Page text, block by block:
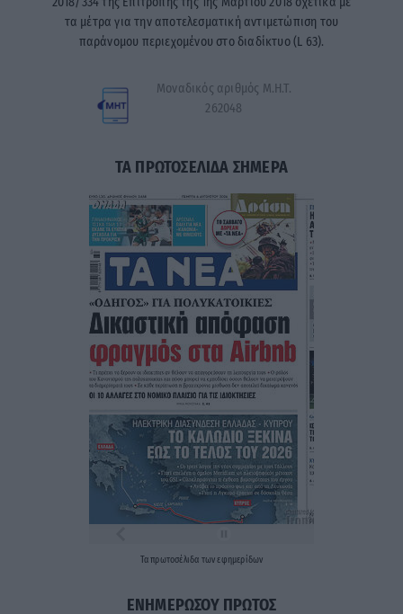
τα μέτρα για την αποτελεσματική αντιμετώπιση του
παράνομου περιεχομένου στο διαδίκτυο (L 63).
Μοναδικός αριθμός Μ.Η.Τ.
262048
ΤΑ ΠΡΩΤΟΣΕΛΙΔΑ ΣΗΜΕΡΑ
Ταπρωτοσέλιδα τωνεφημερίδων
ΕΝΗΜΕΡΩΣΟΥ ΠΡΩΤΟΣ